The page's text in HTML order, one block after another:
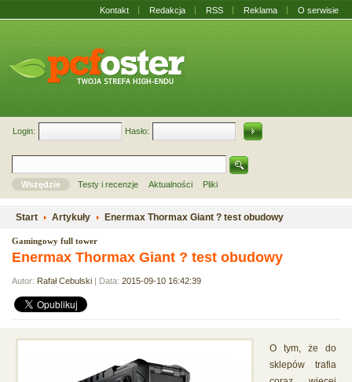
Kontakt Redakcja RSS Reklama O serwisie
Login: Hasło:
Wszędzie Testy i recenzje Aktualności Pliki
Start Artykuły Enermax Thormax Giant ? test obudowy
Gamingowy full tower
Enermax Thormax Giant ? test obudowy
Autor: Rafał Cebulski | Data: 2015-09-10 16:42:39
O tym, że do
sklepów trafia